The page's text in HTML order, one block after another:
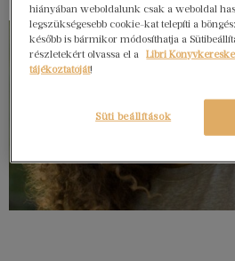
hiányában weboldalunk csak a weboldal
legszükségesebb cookie-kat telepíti a
később is bármikor módosíthatja a
részletekért olvassa el a
Libri
tájékoztatóját!
Süti beállítások